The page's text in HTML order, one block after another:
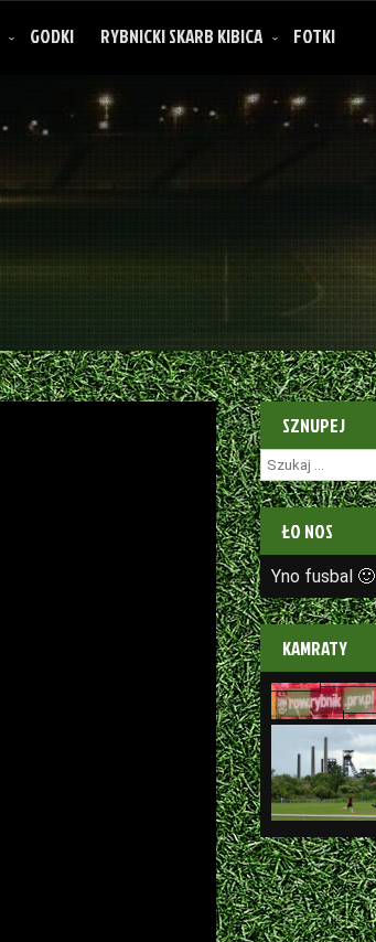
GODKI RYBNICKI SKARB KIBICA FOTKI
SZNUPEJ
Szukaj:
ŁO NOS
Yno fusbal 🙂
KAMRATY